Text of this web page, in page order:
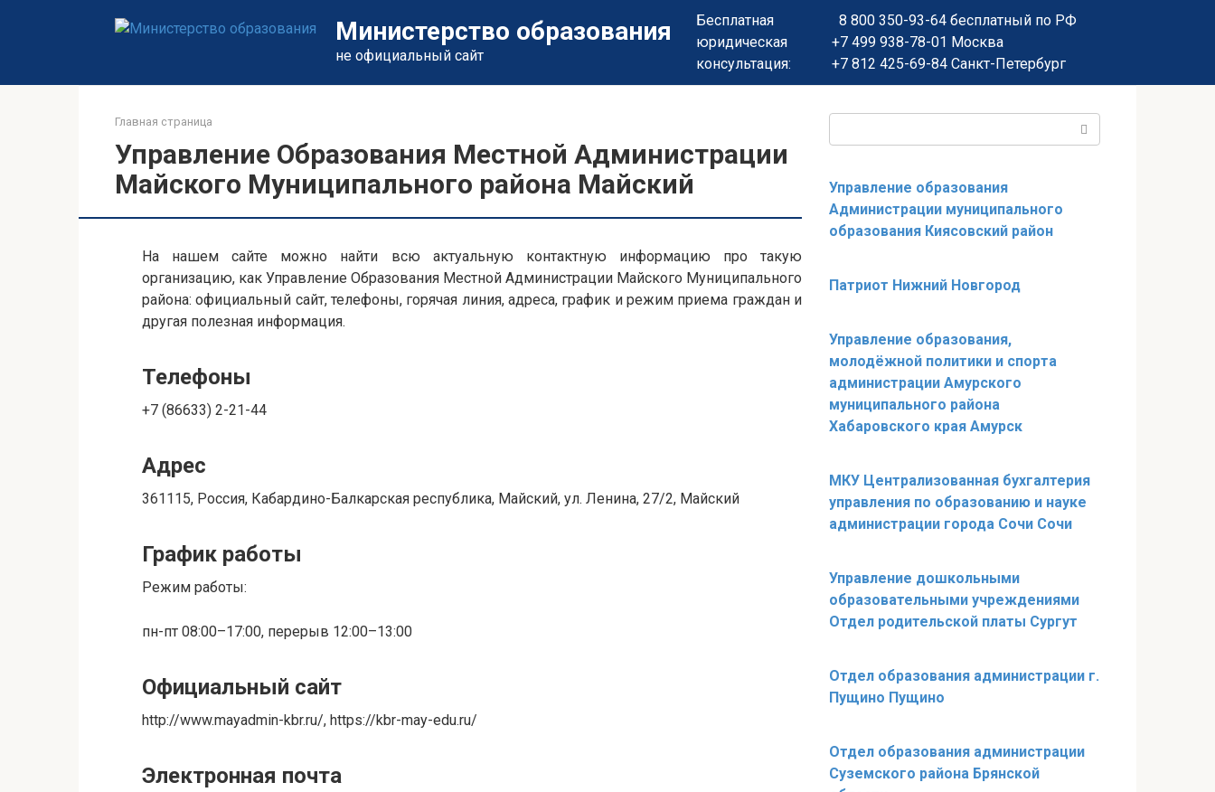
Министерство образования
не официальный сайт
Бесплатная
юридическая
консультация:
8 800 350-93-64бесплатный по РФ
+7 499 938-78-01 Москва
+7 812 425-69-84Санкт-Петербург
Главная страница
Управление Образования Местной Администрации
Майского Муниципального района Майский
На нашем сайте можно найти всю актуальную контактную информацию про такую
организацию, как Управление Образования Местной Администрации Майского Муниципального
района: официальный сайт, телефоны, горячая линия, адреса, график и режим приема граждан и
другая полезная информация.
Телефоны
+7 (86633) 2-21-44
Адрес
361115, Россия, Кабардино-Балкарская республика, Майский, ул. Ленина, 27/2, Майский
График работы
Режим работы:
пн-пт 08:00–17:00, перерыв 12:00–13:00
Официальный сайт
http://www.mayadmin-kbr.ru/, https://kbr-may-edu.ru/
Электронная почта
Управление образования
Администрации муниципального
образования Киясовский район
Патриот Нижний Новгород
Управление образования,
молодёжной политики и спорта
администрации Амурского
муниципального района
Хабаровского края Амурск
МКУ Централизованная бухгалтерия
управления по образованию и науке
администрации города Сочи Сочи
Управление дошкольными
образовательными учреждениями
Отдел родительской платы Сургут
Отдел образования администрации г.
Пущино Пущино
Отдел образования администрации
Суземского района Брянской